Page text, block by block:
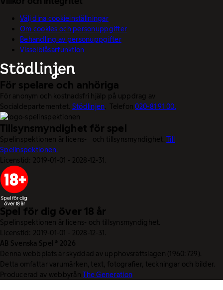
Välj dina cookieinställningar
Om cookies och personuppgifter
Behandling av personuppgifter
Visselblåsarfunktion
För spelare och anhöriga
För anonym och kostnadsfri hjälp på uppdrag av
Socialdepartementet. Stödlinjen. Telefon020-81 91 00.
Tillsynsmyndighet för spel
Spelinspektionen är licens- och tillsynsmyndighet.Till
Spelinspektionen.
Licenstid: 2019-01-01 - 2028-12-31.
Spel för dig över 18 år
Spelinspektionen är licens- och tillsynsmyndighet.
Licenstid: 2019-01-01 - 2028-12-31.
AB Svenska Spel © 2026
Denna webbplats är skyddad av upphovsrättslagen (1960:729).
Detta omfattar varumärken, text, fotografier, teckningar och bilder.
Producerad av webbyrånThe Generation